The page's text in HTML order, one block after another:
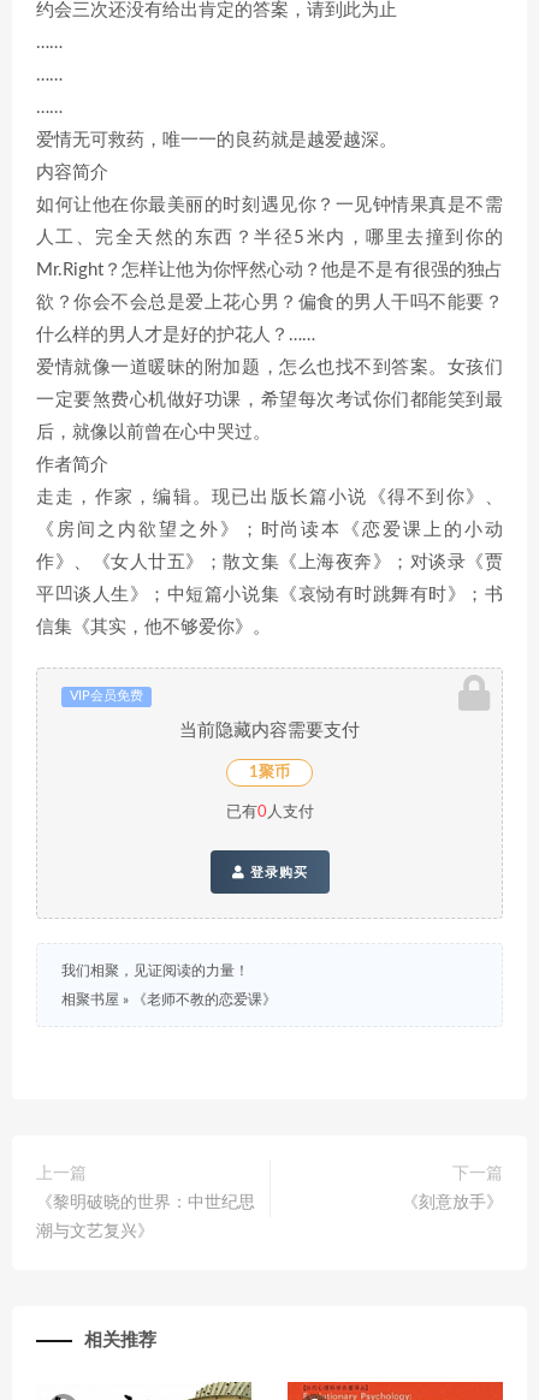
约会三次还没有给出肯定的答案，请到此为止
……
……
……
爱情无可救药，唯一一的良药就是越爱越深。
内容简介
如何让他在你最美丽的时刻遇见你？一见钟情果真是不需
人工、完全天然的东西？半径5米内，哪里去撞到你的
Mr.Right？怎样让他为你怦然心动？他是不是有很强的独占
欲？你会不会总是爱上花心男？偏食的男人干吗不能要？
什么样的男人才是好的护花人？……
爱情就像一道暖昧的附加题，怎么也找不到答案。女孩们
一定要煞费心机做好功课，希望每次考试你们都能笑到最
后，就像以前曾在心中哭过。
作者简介
走走，作家，编辑。现已出版长篇小说《得不到你》、
《房间之内欲望之外》；时尚读本《恋爱课上的小动
作》、《女人廿五》；散文集《上海夜奔》；对谈录《贾
平凹谈人生》；中短篇小说集《哀恸有时跳舞有时》；书
信集《其实，他不够爱你》。
VIP会员免费
当前隐藏内容需要支付
1聚币
已有0人支付
登录购买
我们相聚，见证阅读的力量！
相聚书屋 » 《老师不教的恋爱课》
上一篇
《黎明破晓的世界：中世纪思
潮与文艺复兴》
下一篇
《刻意放手》
相关推荐